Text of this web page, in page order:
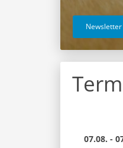
07.08. -